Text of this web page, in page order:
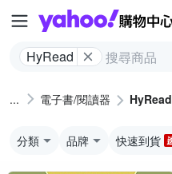
HyRead
電子書/閱讀器 HyRead
分類 品牌 快速到貨